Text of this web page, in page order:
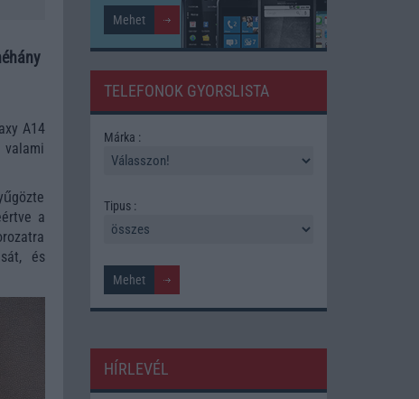
A14
a
és
TELEFONOK GYORSLISTA
Márka :
Tipus :
HÍRLEVÉL